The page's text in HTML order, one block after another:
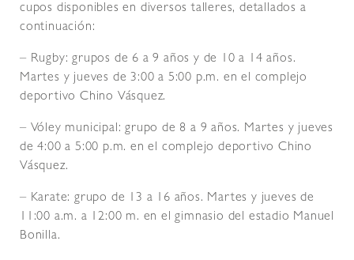
cupos disponibles en diversos talleres, detallados a
continuación:
– Rugby: grupos de 6 a 9 años y de 10 a 14 años.
Martes y jueves de 3:00 a 5:00 p.m. en el complejo
deportivo Chino Vásquez.
– Vóley municipal: grupo de 8 a 9 años. Martes y jueves
de 4:00 a 5:00 p.m. en el complejo deportivo Chino
Vásquez.
– Karate: grupo de 13 a 16 años. Martes y jueves de
11:00 a.m. a 12:00 m. en el gimnasio del estadio Manuel
Bonilla.